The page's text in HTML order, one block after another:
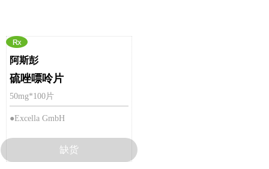
阿斯彭
硫唑嘌呤片
50mg*100片
●Excella GmbH
缺货